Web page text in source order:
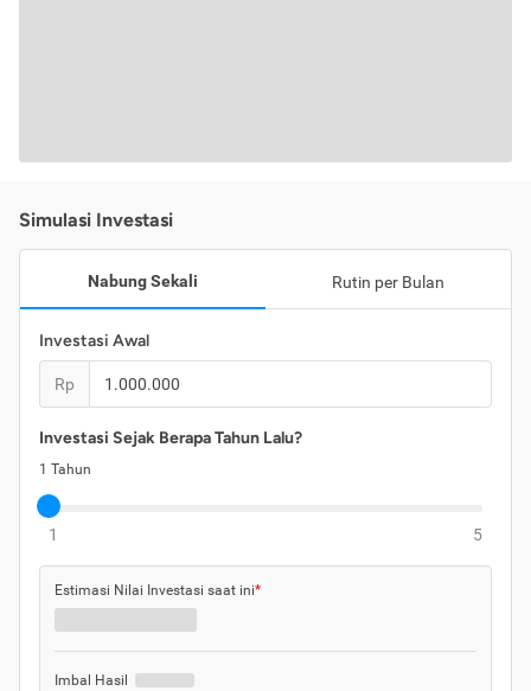
Simulasi Investasi
Nabung Sekali Rutin per Bulan
Investasi Awal
Rp
Investasi Sejak Berapa Tahun Lalu?
1 Tahun
1 5
Estimasi Nilai Investasi saat ini*
Imbal Hasil